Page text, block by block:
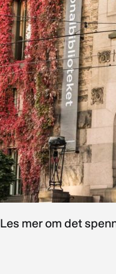
Les mer om det